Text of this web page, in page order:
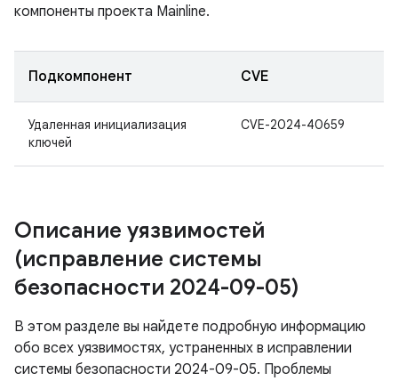
компоненты проекта Mainline.
Подкомпонент CVE
Удаленная инициализация
ключей
CVE-2024-40659
Описание уязвимостей
(исправление системы
безопасности 2024-09-05)
В этом разделе вы найдете подробную информацию
обо всех уязвимостях, устраненных в исправлении
системы безопасности 2024-09-05. Проблемы